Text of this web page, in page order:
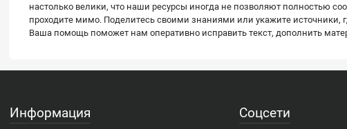
настолько велики, что наши ресурсы иногда не позволяют полностью
проходите мимо. Поделитесь своими знаниями или укажите источники,
Ваша помощь поможет нам оперативно исправить текст, дополнить
Информация Соцсети